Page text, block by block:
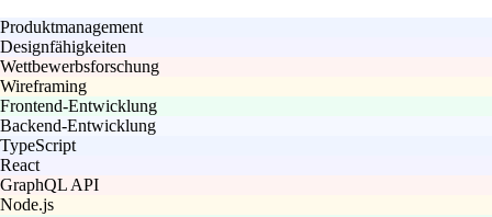
Produktmanagement
Designfähigkeiten
Wettbewerbsforschung
Wireframing
Frontend-Entwicklung
Backend-Entwicklung
TypeScript
React
GraphQL API
Node.js